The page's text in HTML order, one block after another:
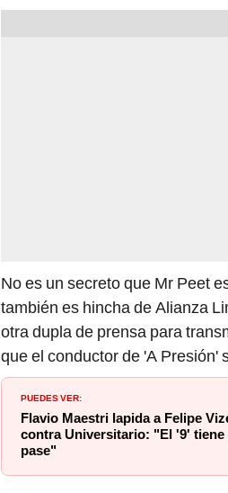
No es un secreto que Mr Peet
también es hincha de Alianza
otra dupla de prensa para
que el conductor de 'A Presión'
PUEDES VER:
Flavio Maestri lapida a Felipe
contra Universitario: "El '9' tiene
pase"